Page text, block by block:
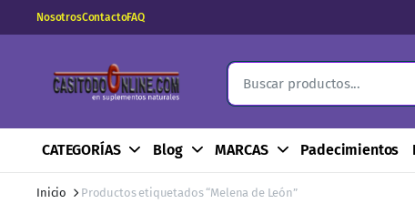
NosotrosContactoFAQ
CATEGORÍAS Blog MARCAS Padecimientos
Inicio Productos etiquetados “Melena de León”